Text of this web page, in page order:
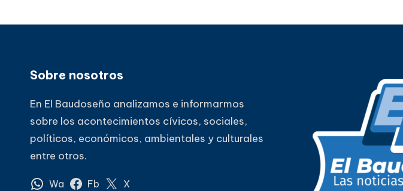
Sobre nosotros
En El Baudoseño analizamos e informarmos
sobre los acontecimientos cívicos, sociales,
políticos, económicos, ambientales y culturales
entre otros.
Wa Fb X